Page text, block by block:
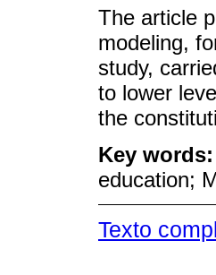
The article
modeling,
study,
to lower
the
Key words:
education;
Texto